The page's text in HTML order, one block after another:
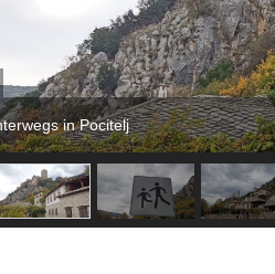
in Pocitelj